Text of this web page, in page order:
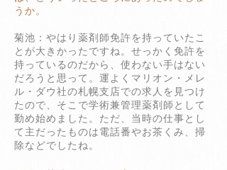
うか。
菊池：やはり薬剤師免許を持っていたこ
とが大きかったですね。せっかく免許を
持っているのだから、使わない手はない
だろうと思って。運よくマリオン・メレ
ル・ダウ社の札幌支店での求人を見つけ
たので、そこで学術兼管理薬剤師として
勤め始めました。ただ、当時の仕事とし
て主だったものは電話番やお茶くみ、掃
除などでしたね。